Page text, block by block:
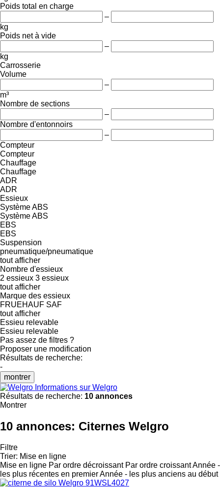
Poids total en charge
–
kg
Poids net à vide
–
kg
Carrosserie
Volume
–
m³
Nombre de sections
–
Nombre d'entonnoirs
–
Compteur
Compteur
Chauffage
Chauffage
ADR
ADR
Essieux
Système ABS
Système ABS
EBS
EBS
Suspension
pneumatique/pneumatique
tout afficher
Nombre d'essieux
2 essieux 3 essieux
tout afficher
Marque des essieux
FRUEHAUF SAF
tout afficher
Essieu relevable
Essieu relevable
Pas assez de filtres ?
Proposer une modification
Résultats de recherche:
-
montrer
Informations sur Welgro
Résultats de recherche: 10 annonces
Montrer
10 annonces: Citernes Welgro
Filtre
Trier: Mise en ligne
Mise en ligne Par ordre décroissant Par ordre croissantAnnée -
les plus récentes en premierAnnée - les plus anciens au début